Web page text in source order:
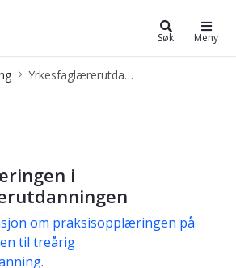
Søk Meny
Yrkesfaglærerutdanningen
–
i
om praksisopplæringen på
til treårig